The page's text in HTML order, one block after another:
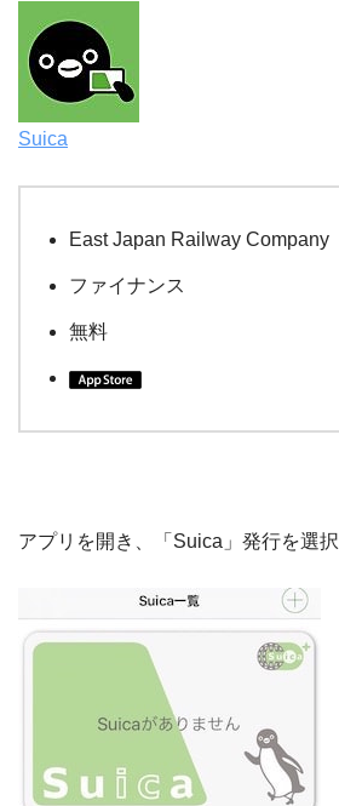
Suica
East Japan Railway Company
ファイナンス
無料
アプリを開き、「Suica」発行を選択